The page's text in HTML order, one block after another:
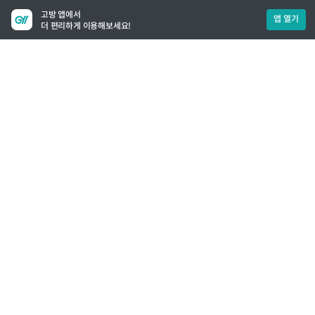
고방 앱에서
더 편리하게 이용해보세요!
앱 열기